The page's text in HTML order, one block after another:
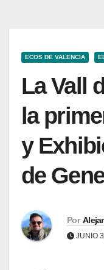
ECOS DE VALENCIA
La Vall
la
y
de
Por
JUNIO